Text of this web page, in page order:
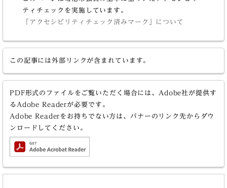
ティチェックを実施しています。
「アクセシビリティチェック済みマーク」について
この記事には外部リンクが含まれています。
PDF形式のファイルをご覧いただく場合には、Adobe社が提供す
るAdobe Readerが必要です。
Adobe Readerをお持ちでない方は、バナーのリンク先からダウ
ンロードしてください。